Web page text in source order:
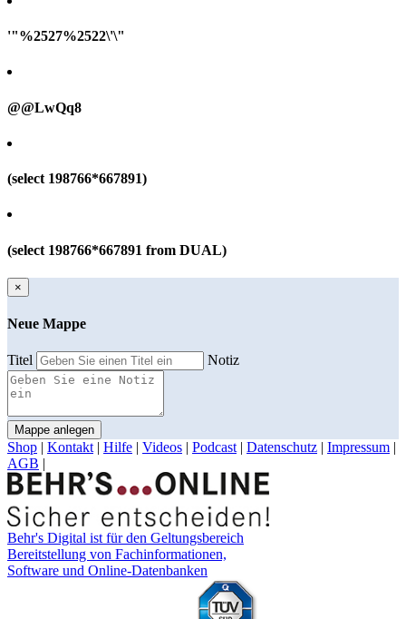
'"%2527%2522\'\"
@@LwQq8
(select 198766*667891)
(select 198766*667891 from DUAL)
×
Neue Mappe
Titel Notiz
Mappe anlegen
Shop | Kontakt | Hilfe | Videos | Podcast | Datenschutz | Impressum |
AGB |
Behr's Digital ist für den Geltungsbereich
Bereitstellung von Fachinformationen,
Software und Online-Datenbanken